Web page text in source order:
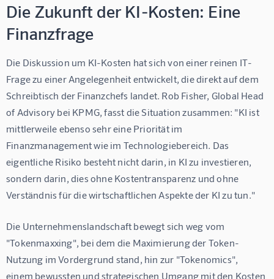
Die Zukunft der KI-Kosten: Eine
Finanzfrage
Die Diskussion um KI-Kosten hat sich von einer reinen IT-
Frage zu einer Angelegenheit entwickelt, die direkt auf dem
Schreibtisch der Finanzchefs landet. Rob Fisher, Global Head
of Advisory bei KPMG, fasst die Situation zusammen: "KI ist
mittlerweile ebenso sehr eine Priorität im
Finanzmanagement wie im Technologiebereich. Das
eigentliche Risiko besteht nicht darin, in KI zu investieren,
sondern darin, dies ohne Kostentransparenz und ohne
Verständnis für die wirtschaftlichen Aspekte der KI zu tun."
Die Unternehmenslandschaft bewegt sich weg vom
"Tokenmaxxing", bei dem die Maximierung der Token-
Nutzung im Vordergrund stand, hin zur "Tokenomics",
einem bewussten und strategischen Umgang mit den Kosten